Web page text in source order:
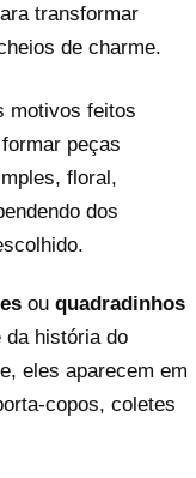
transformar
de charme.
motivos feitos
peças
floral,
dos
ou quadradinhos
da história do
eles aparecem em
copos, coletes